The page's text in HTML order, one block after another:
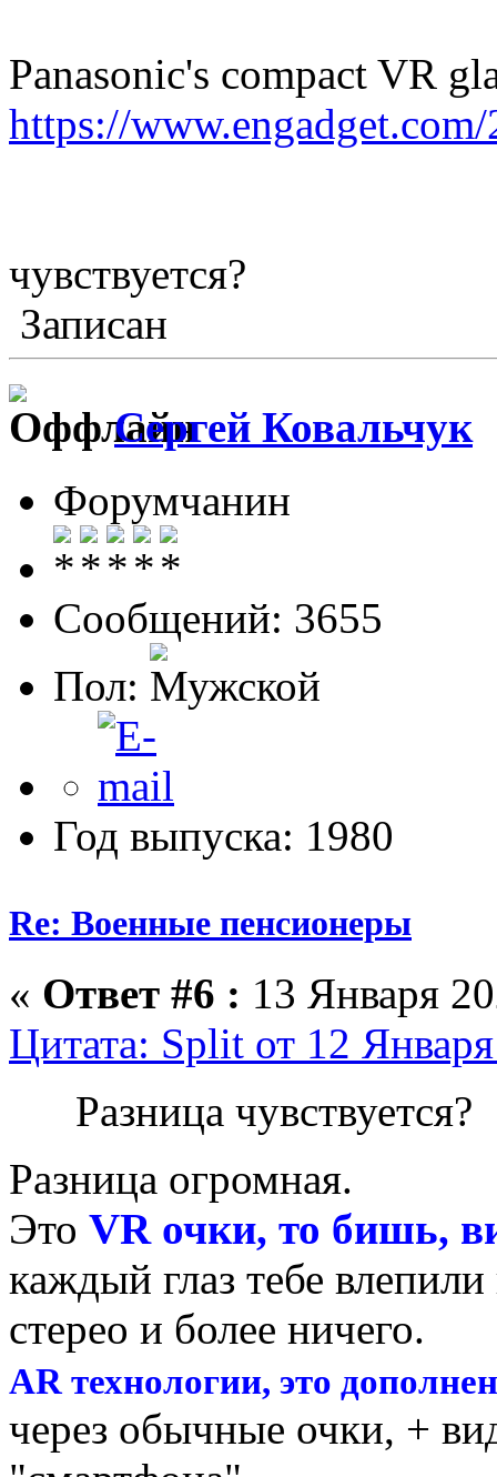
Panasonic's compact VR
https://
чувствуется?
Записан
Сергей Ковальчук
Форумчанин
Сообщений: 3655
Пол:
Год выпуска: 1980
Re: Военные пенсионеры
« Ответ #6 : 13 Января
Цитата: Split от 12
Разница чувствуется?
Разница огромная.
Это VR очки, то бишь,
каждый глаз тебе
стерео и более ничего.
AR технологии, это
через обычные очки, +